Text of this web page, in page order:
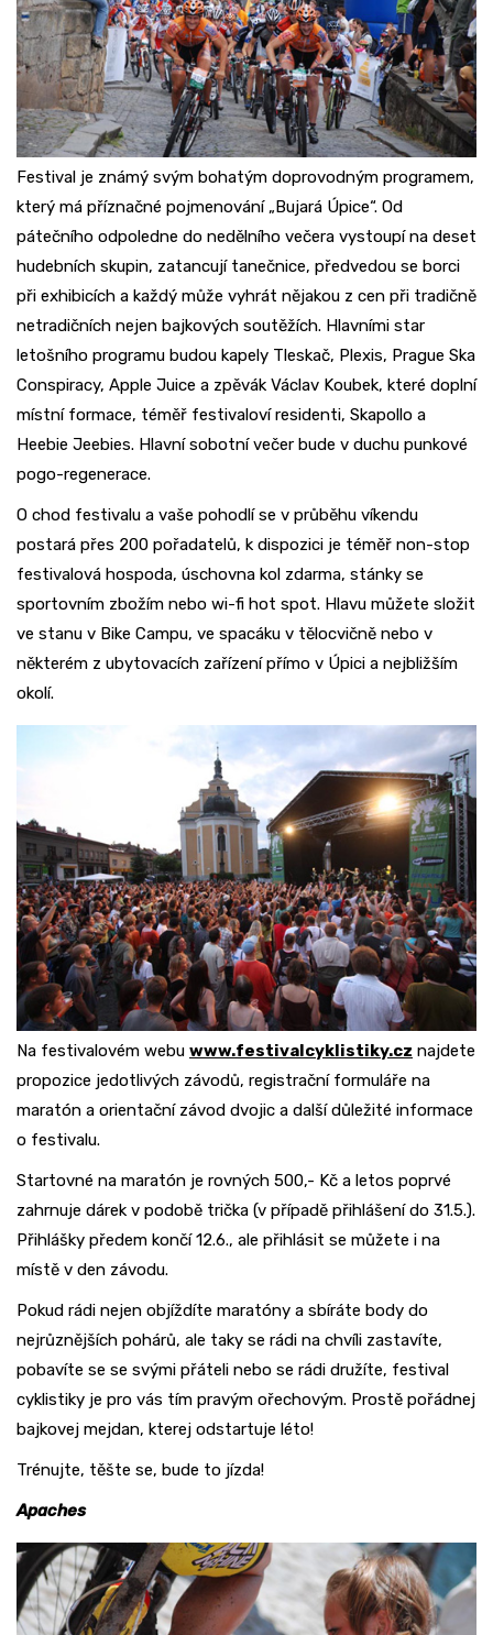
Festival je známý svým bohatým doprovodným programem,
který má příznačné pojmenování „Bujará Úpice“. Od
pátečního odpoledne do nedělního večera vystoupí na deset
hudebních skupin, zatancují tanečnice, předvedou se borci
při exhibicích a každý může vyhrát nějakou z cen při tradičně
netradičních nejen bajkových soutěžích. Hlavními star
letošního programu budou kapely Tleskač, Plexis, Prague Ska
Conspiracy, Apple Juice a zpěvák Václav Koubek, které doplní
místní formace, téměř festivaloví residenti, Skapollo a
Heebie Jeebies. Hlavní sobotní večer bude v duchu punkové
pogo-regenerace.
O chod festivalu a vaše pohodlí se v průběhu víkendu
postará přes 200 pořadatelů, k dispozici je téměř non-stop
festivalová hospoda, úschovna kol zdarma, stánky se
sportovním zbožím nebo wi-fi hot spot. Hlavu můžete složit
ve stanu v Bike Campu, ve spacáku v tělocvičně nebo v
některém z ubytovacích zařízení přímo v Úpici a nejbližším
okolí.
Na festivalovém webu www.festivalcyklistiky.cz najdete
propozice jedotlivých závodů, registrační formuláře na
maratón a orientační závod dvojic a další důležité informace
o festivalu.
Startovné na maratón je rovných 500,- Kč a letos poprvé
zahrnuje dárek v podobě trička (v případě přihlášení do 31.5.).
Přihlášky předem končí 12.6., ale přihlásit se můžete i na
místě v den závodu.
Pokud rádi nejen objíždíte maratóny a sbíráte body do
nejrůznějších pohárů, ale taky se rádi na chvíli zastavíte,
pobavíte se se svými přáteli nebo se rádi družíte, festival
cyklistiky je pro vás tím pravým ořechovým. Prostě pořádnej
bajkovej mejdan, kterej odstartuje léto!
Trénujte, těšte se, bude to jízda!
Apaches